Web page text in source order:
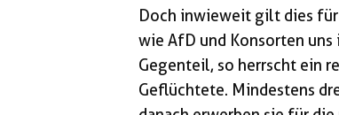
Doch inwieweit gilt dies
wie AfD und Konsorten uns
Gegenteil, so herrscht ein
Geflüchtete. Mindestens